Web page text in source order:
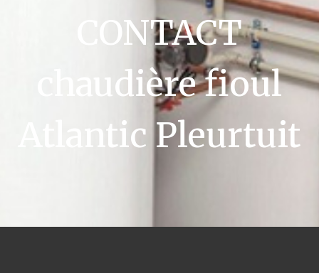
CONTACT
chaudière fioul
Atlantic Pleurtuit